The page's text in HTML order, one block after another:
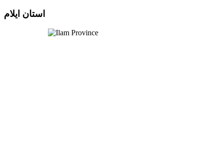
استان ایلام